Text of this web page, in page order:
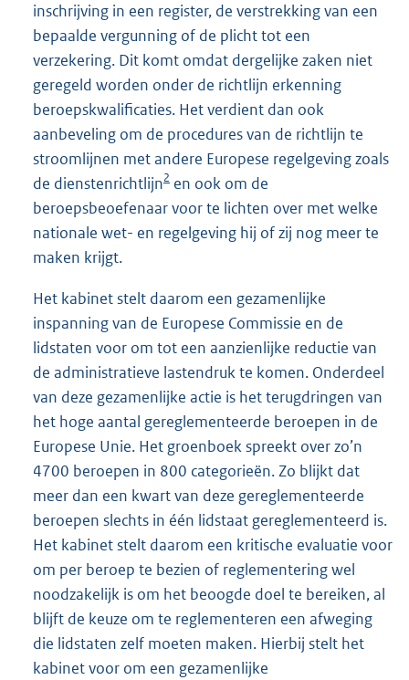
inschrijving in een register, de verstrekking van een
bepaalde vergunning of de plicht tot een
verzekering. Dit komt omdat dergelijke zaken niet
geregeld worden onder de richtlijn erkenning
beroepskwalificaties. Het verdient dan ook
aanbeveling om de procedures van de richtlijn te
stroomlijnen met andere Europese regelgeving zoals
de dienstenrichtlijn2 en ook om de
beroepsbeoefenaar voor te lichten over met welke
nationale wet- en regelgeving hij of zij nog meer te
maken krijgt.
Het kabinet stelt daarom een gezamenlijke
inspanning van de Europese Commissie en de
lidstaten voor om tot een aanzienlijke reductie van
de administratieve lastendruk te komen. Onderdeel
van deze gezamenlijke actie is het terugdringen van
het hoge aantal gereglementeerde beroepen in de
Europese Unie. Het groenboek spreekt over zo’n
4700 beroepen in 800 categorieën. Zo blijkt dat
meer dan een kwart van deze gereglementeerde
beroepen slechts in één lidstaat gereglementeerd is.
Het kabinet stelt daarom een kritische evaluatie voor
om per beroep te bezien of reglementering wel
noodzakelijk is om het beoogde doel te bereiken, al
blijft de keuze om te reglementeren een afweging
die lidstaten zelf moeten maken. Hierbij stelt het
kabinet voor om een gezamenlijke